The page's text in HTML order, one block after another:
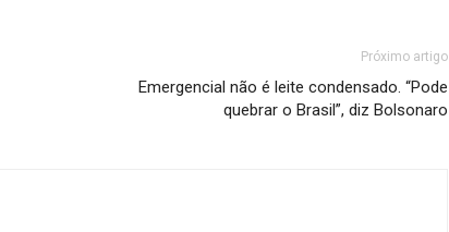
Próximo artigo
Emergencial não é leite condensado. “Pode
quebrar o Brasil”, diz Bolsonaro